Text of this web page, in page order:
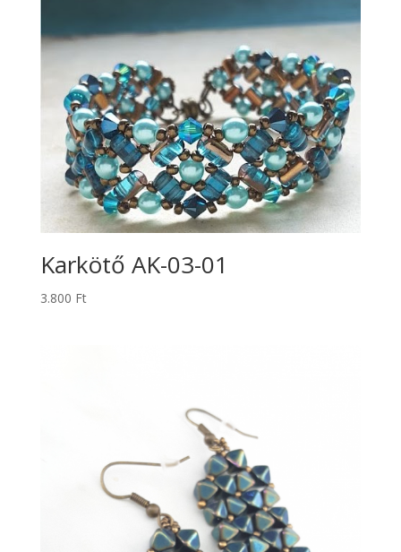
Karkötő AK-03-01
3.800 Ft